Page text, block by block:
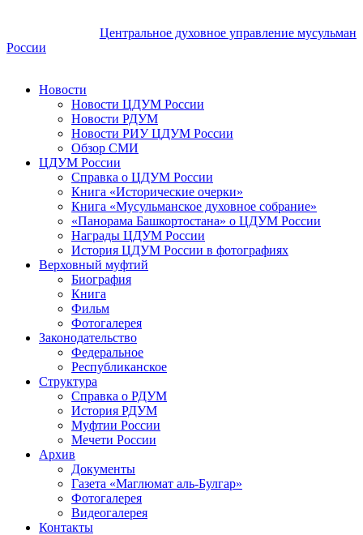
Центральное духовное управление мусульман
России
Новости
Новости ЦДУМ России
Новости РДУМ
Новости РИУ ЦДУМ России
Обзор СМИ
ЦДУМ России
Справка о ЦДУМ России
Книга «Исторические очерки»
Книга «Мусульманское духовное собрание»
«Панорама Башкортостана» о ЦДУМ России
Награды ЦДУМ России
История ЦДУМ России в фотографиях
Верховный муфтий
Биография
Книга
Фильм
Фотогалерея
Законодательство
Федеральное
Республиканское
Структура
Справка о РДУМ
История РДУМ
Муфтии России
Мечети России
Архив
Документы
Газета «Маглюмат аль-Булгар»
Фотогалерея
Видеогалерея
Контакты